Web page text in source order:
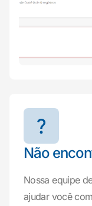
Não
Nossa equipe
ajudar você